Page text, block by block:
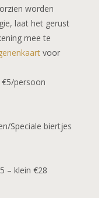
worden
laat het gerust
mee te
voor
persoon
Speciale biertjes
– klein €28